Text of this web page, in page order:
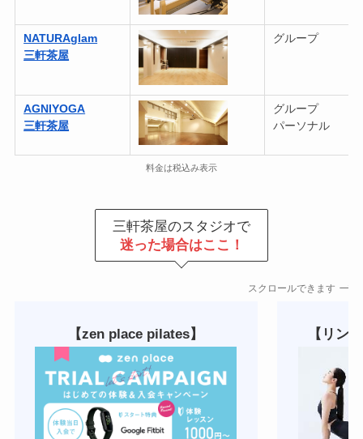
NATURAglam
三軒茶屋
グループ
AGNIYOGA
三軒茶屋
グループ
パーソナル
料金は税込み表示
三軒茶屋のスタジオで
迷った場合はここ！
スクロールできます
【zen place pilates】 【リン